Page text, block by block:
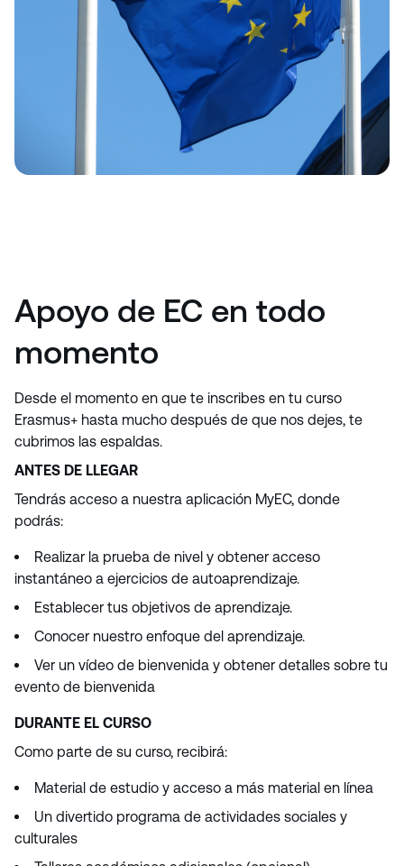
Apoyo de EC en todo
momento
Desde el momento en que te inscribes en tu curso
Erasmus+ hasta mucho después de que nos dejes, te
cubrimos las espaldas.
ANTES DE LLEGAR
Tendrás acceso a nuestra aplicación MyEC, donde
podrás:
Realizar la prueba de nivel y obtener acceso
instantáneo a ejercicios de autoaprendizaje.
Establecer tus objetivos de aprendizaje.
Conocer nuestro enfoque del aprendizaje.
Ver un vídeo de bienvenida y obtener detalles sobre tu
evento de bienvenida
DURANTE EL CURSO
Como parte de su curso, recibirá:
Material de estudio y acceso a más material en línea
Un divertido programa de actividades sociales y
culturales